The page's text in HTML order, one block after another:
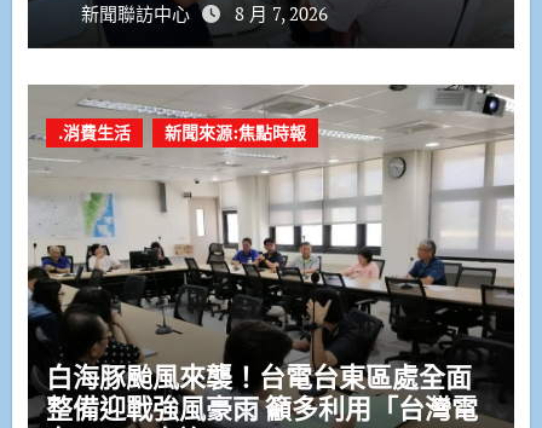
新聞聯訪中心 8 月 7, 2026
.消費生活 新聞來源:焦點時報
白海豚颱風來襲！台電台東區處全面
整備迎戰強風豪雨 籲多利用「台灣電